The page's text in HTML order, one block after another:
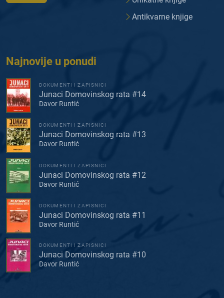
Antikvarne knjige
Najnovije u ponudi
DOKUMENTI I ZAPISNICI
Junaci Domovinskog rata #14
Davor Runtić
DOKUMENTI I ZAPISNICI
Junaci Domovinskog rata #13
Davor Runtić
DOKUMENTI I ZAPISNICI
Junaci Domovinskog rata #12
Davor Runtić
DOKUMENTI I ZAPISNICI
Junaci Domovinskog rata #11
Davor Runtić
DOKUMENTI I ZAPISNICI
Junaci Domovinskog rata #10
Davor Runtić